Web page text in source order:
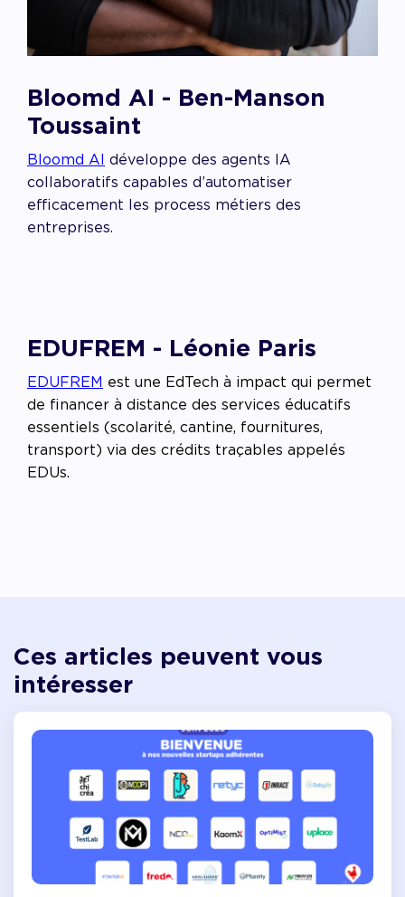
Bloomd AI - Ben-Manson
Toussaint
Bloomd AI développe des agents IA
collaboratifs capables d’automatiser
efficacement les process métiers des
entreprises.
EDUFREM - Léonie Paris
EDUFREM est une EdTech à impact qui permet
de financer à distance des services éducatifs
essentiels (scolarité, cantine, fournitures,
transport) via des crédits traçables appelés
EDUs.
Ces articles peuvent vous
intéresser